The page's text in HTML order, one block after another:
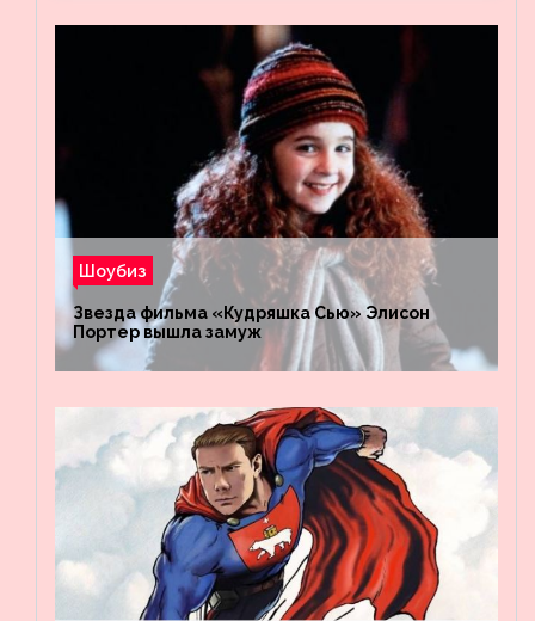
Шоубиз
Звезда фильма «Кудряшка Сью» Элисон
Портер вышла замуж